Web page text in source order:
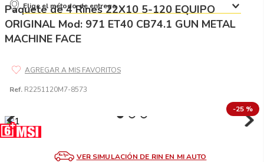
Elige el método de entrega
Paquete de 4 Rines 22X10 5-120 EQUIPO
ORIGINAL Mod: 971 ET40 CB74.1 GUN METAL
MACHINE FACE
Ref. R2251120M7-8573
-25 %
VER SIMULACIÓN DE RIN EN MI AUTO
Términos más buscados
5 185
7. 245